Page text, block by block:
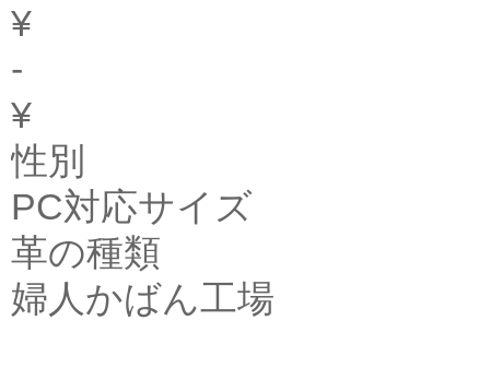
¥
-
¥
性別
PC対応サイズ
革の種類
婦人かばん工場